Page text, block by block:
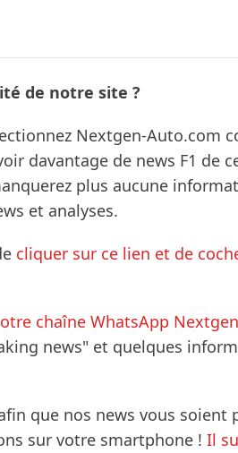
de notre site ?
Nextgen-Auto.com
davantage de news F1 de
plus aucune
et analyses.
cliquer sur ce lien et de
chaîne WhatsApp
news" et quelques
que nos news vous soient
sur votre smartphone ! Il